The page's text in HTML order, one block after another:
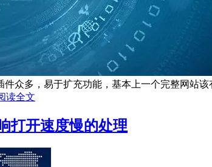
件众多，易于扩充功能，基本上一个完整网站
读全文
打开速度慢的处理